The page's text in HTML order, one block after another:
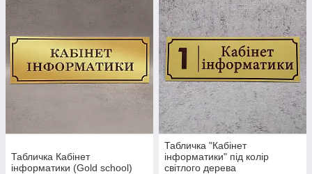
Табличка Кабінет
інформатики (Gold school)
Табличка "Кабінет
інформатики" під колір
світлого дерева